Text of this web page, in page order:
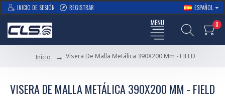
INICIO DE SESIÓN REGISTRAR ESPAÑOL
0
Inicio Visera De Malla Metálica 390X200 Mm - FIELD
VISERA DE MALLA METÁLICA 390X200 MM - FIELD